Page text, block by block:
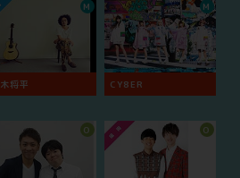
将平
M
CY8ER
M
O O